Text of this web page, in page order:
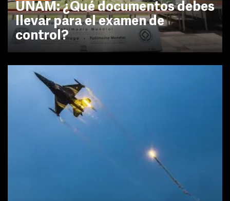
UNAM: ¿Qué documentos debes
llevar para el examen de
control?